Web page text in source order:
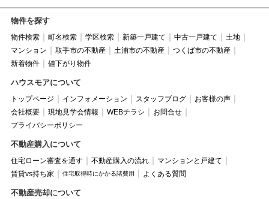
物件を探す
物件検索 町名検索 学区検索 新築一戸建て 中古一戸建て
土地
マンション
取手市の不動産 土浦市の不動産
つくば市の不動産
新着物件
値下がり物件
ハウスモアについて
トップページ インフォメーション スタッフブログ
お客様の声
会社概要
現地見学会情報 WEBチラシ
お問合せ
プライバシーポリシー
不動産購入について
住宅ローン審査を通す 不動産購入の流れ
マンションと戸建て
賃貸vs持ち家
住宅取得時にかかる諸費用 よくある質問
不動産売却について